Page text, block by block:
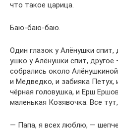
что такое царица.
Баю-баю-баю.
Один глазок у Алёнушки
ушко у Алёнушки спит, другое
собрались около
и Медведко, и забияка
чёрная головушка, и Ерш
маленькая Козявочка. Все
— Папа, я всех люблю, —